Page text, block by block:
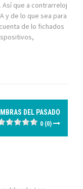
Así que a contrarreloj
y de lo que sea para
de lo fichados
DEL PASADO
0 (0)